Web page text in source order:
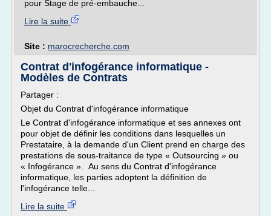
pour Stage de pré-embauche...
Lire la suite
Site : marocrecherche.com
Contrat d'infogérance informatique -
Modèles de Contrats
Partager :
Objet du Contrat d'infogérance informatique
Le Contrat d'infogérance informatique et ses annexes ont
pour objet de définir les conditions dans lesquelles un
Prestataire, à la demande d'un Client prend en charge des
prestations de sous-traitance de type « Outsourcing » ou
« Infogérance ». Au sens du Contrat d'infogérance
informatique, les parties adoptent la définition de
l'infogérance telle...
Lire la suite